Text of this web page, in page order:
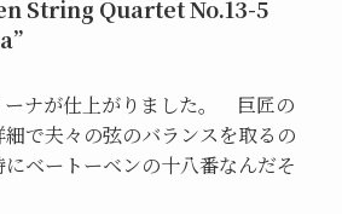
String Quartet No.13-5
ナが仕上がりました。 巨匠の
で夫々の弦のバランスを取るの
ベートーベンの十八番なんだそ